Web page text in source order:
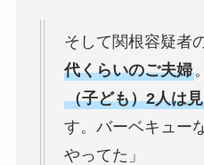
そして関根容疑者
代くらいのご夫婦
（子ども）2人は
す。バーベキュー
やってた」